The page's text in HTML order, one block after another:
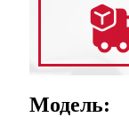
Модель: